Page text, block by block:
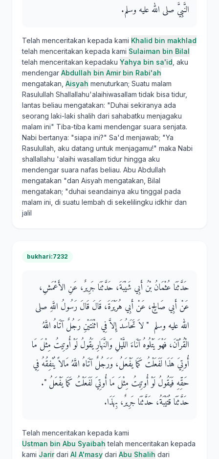
النَّبِيَّ صلى الله عليه وسلم‏.‏
Telah menceritakan kepada kami Khalid bin makhlad
telah menceritakan kepada kami Sulaiman bin Bilal
telah menceritakan kepadaku Yahya bin sa'id , aku
mendengar Abdullah bin Amir bin Rabi'ah
mengatakan, Aisyah menuturkan; Suatu malam
Rasulullah Shallallahu'alaihiwasallam tidak bisa tidur,
lantas beliau mengatakan: "Duhai sekiranya ada
seorang laki-laki shalih dari sahabatku menjagaku
malam ini" Tiba-tiba kami mendengar suara senjata.
Nabi bertanya: "siapa ini?" Sa'd menjawab; "Ya
Rasulullah, aku datang untuk menjagamu!" maka Nabi
shallallahu 'alaihi wasallam tidur hingga aku
mendengar suara nafas beliau. Abu Abdullah
mengatakan "dan Aisyah mengatakan, Bilal
mengatakan; "duhai seandainya aku tinggal pada
malam ini, di suatu lembah di sekelilingku idkhir dan
jalil
bukhari:7232
حَدَّثَنَا عُثْمَانُ بْنُ أَبِي شَيْبَةَ، حَدَّثَنَا جَرِيرٌ، عَنِ الأَعْمَشِ،
عَنْ أَبِي صَالِحٍ، عَنْ أَبِي هُرَيْرَةَ، قَالَ قَالَ رَسُولُ اللَّهِ صلى
الله عليه وسلم ‏ "‏ لاَ تَحَاسُدَ إِلاَّ فِي اثْنَتَيْنِ رَجُلٌ آتَاهُ اللَّهُ
الْقُرْآنَ، فَهْوَ يَتْلُوهُ آنَاءَ اللَّيْلِ وَالنَّهَارِ يَقُولُ لَوْ أُوتِيتُ مِثْلَ مَا
أُوتِيَ هَذَا لَفَعَلْتُ كَمَا يَفْعَلُ، وَرَجُلٌ آتَاهُ اللَّهُ مَالاً يُنْفِقُهُ فِي
حَقِّهِ فَيَقُولُ لَوْ أُوتِيتُ مِثْلَ مَا أُوتِيَ لَفَعَلْتُ كَمَا يَفْعَلُ ‏"‏‏.‏
حَدَّثَنَا قُتَيْبَةُ، حَدَّثَنَا جَرِيرٌ، بِهَذَا‏.‏
Telah menceritakan kepada kami
Ustman bin Abu Syaibah telah menceritakan kepada
kami Jarirdari Al A'masy dari Abu Shalih dari